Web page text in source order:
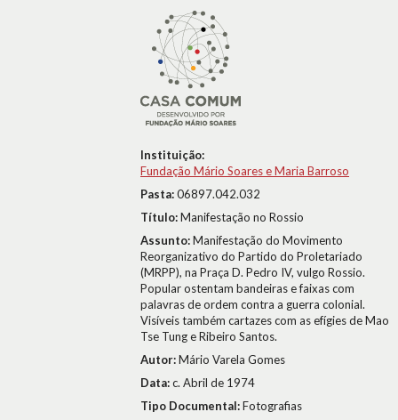
Instituição:
Fundação Mário Soares e Maria Barroso
Pasta:06897.042.032
Título:Manifestação no Rossio
Assunto:Manifestação do Movimento
Reorganizativo do Partido do Proletariado
(MRPP), na Praça D. Pedro IV, vulgo Rossio.
Popular ostentam bandeiras e faixas com
palavras de ordem contra a guerra colonial.
Visíveis também cartazes com as efígies de Mao
Tse Tung e Ribeiro Santos.
Autor:Mário Varela Gomes
Data:c. Abril de 1974
Tipo Documental:Fotografias